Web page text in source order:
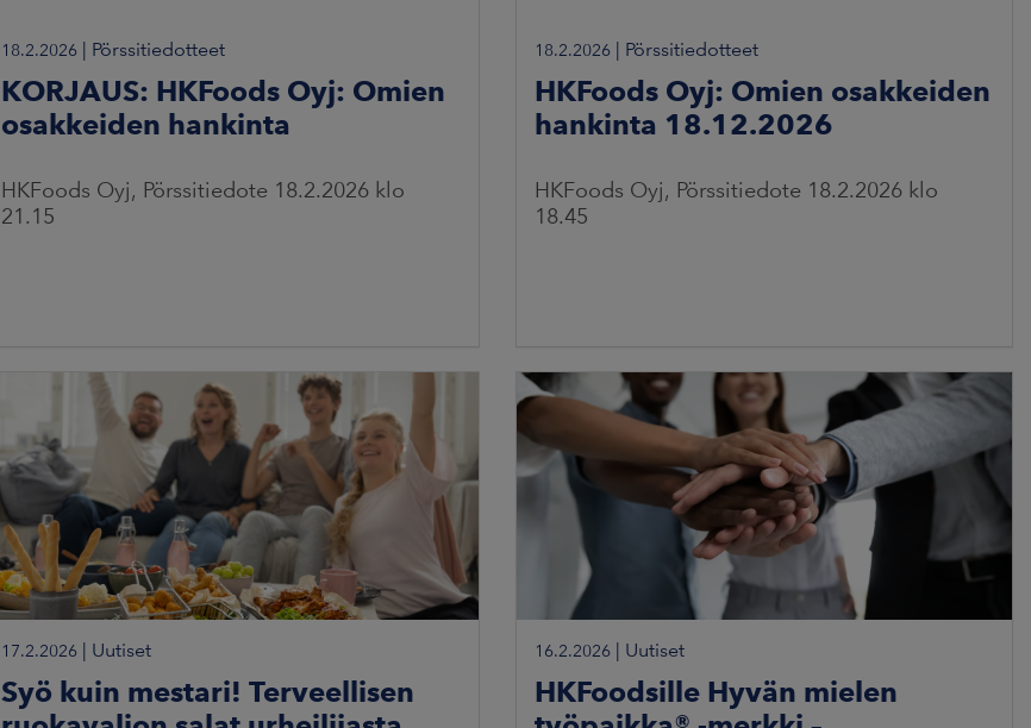
18.2.2026 | Pörssitiedotteet
KORJAUS: HKFoods Oyj: Omien
osakkeiden hankinta
HKFoods Oyj, Pörssitiedote 18.2.2026 klo
21.15
18.2.2026 | Pörssitiedotteet
HKFoods Oyj: Omien osakkeiden
hankinta 18.12.2026
HKFoods Oyj, Pörssitiedote 18.2.2026 klo
18.45
17.2.2026 | Uutiset
Syö kuin mestari! Terveellisen
16.2.2026 | Uutiset
HKFoodsille Hyvän mielen